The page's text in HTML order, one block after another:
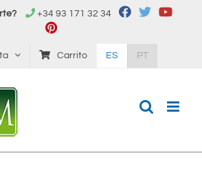
+34 93 171 32 34
Carrito ES PT